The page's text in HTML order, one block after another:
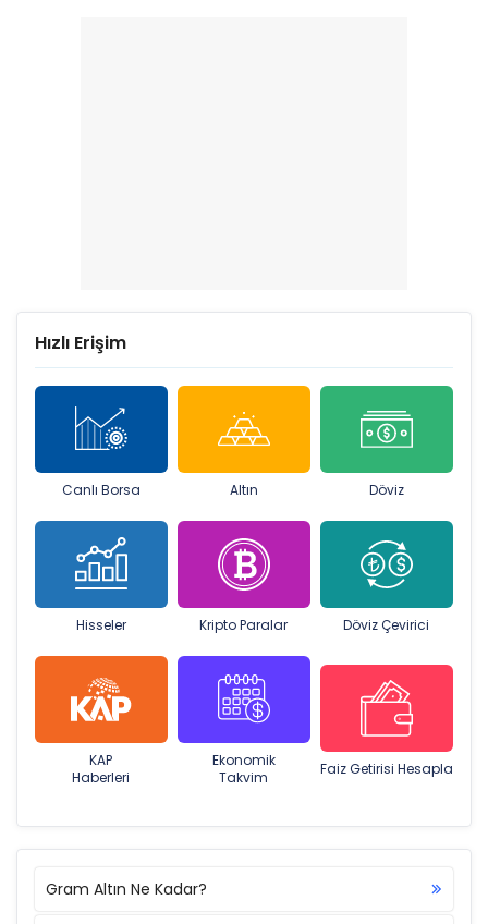
Hızlı Erişim
Canlı Borsa Altın Döviz
Hisseler Kripto Paralar Döviz Çevirici
KAP
Haberleri
Ekonomik
Takvim
Faiz Getirisi Hesapla
Gram Altın Ne Kadar?